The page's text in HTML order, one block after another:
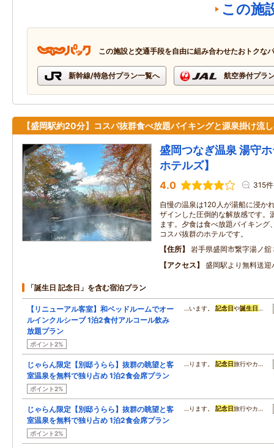
この施
この施設と交通手段を自由に組み合わせたおトクな
新幹線/特急付プラン一覧へ 航空券付プラ
【盛岡駅約20分】コスパ抜群食べ放題バイキングと源泉掛け流
盛岡つなぎ温泉 湯守
ホテルズ】
4.0 315件
自慢の温泉は120人が湯船に浸か
ザインした圧倒的な解放感です。
ます。夕食は食べ放題バイキング
コスパ抜群のホテルです。
住所
岩手県盛岡市繋字湯ノ舘
アクセス
盛岡駅より無料送
「誕生日 記念日」を含む宿泊プラン
【リニューアル客室】和ベッドルームでオー
ルインクルシーブ 1泊2食付アルコール飲み
放題プラン
ポイント2%
…います。記念日や誕生日 …
じゃらん限定【別邸うらら】抜群の眺望と客
室温泉を無料で独り占め 1泊2食会席プラン
ポイント2%
…ります。記念日旅行やカ…
じゃらん限定【別邸うらら】抜群の眺望と客
室温泉を無料で独り占め 1泊2食会席プラン
ポイント2%
…ります。記念日旅行やカ…